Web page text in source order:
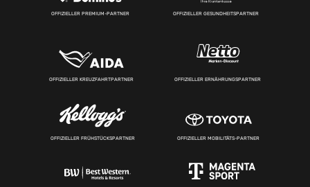
OFFIZIELLER PREMIUM-PARTNER OFFIZIELLER GESUNDHEITSPARTNER
OFFIZIELLER KREUZFAHRTPARTNER OFFIZIELLER ERNÄHRUNGSPARTNER
OFFIZIELLER FRÜHSTÜCKSPARTNER OFFIZIELLER MOBILITÄTS-PARTNER